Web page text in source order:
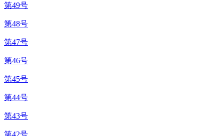
第49号
第48号
第47号
第46号
第45号
第44号
第43号
第42号